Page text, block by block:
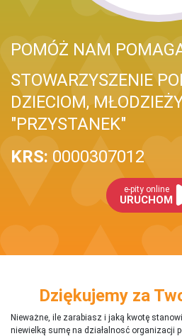
POMÓŻ NAM
STOWARZYSZENIE
DZIECIOM,
"PRZYSTANEK"
KRS: 0000307012
e-pity online
URUCHOM
Dziękujemy za
Nieważne, ile zarabiasz i jaką kwotę
niewielką sumę na działalnosć organizacji